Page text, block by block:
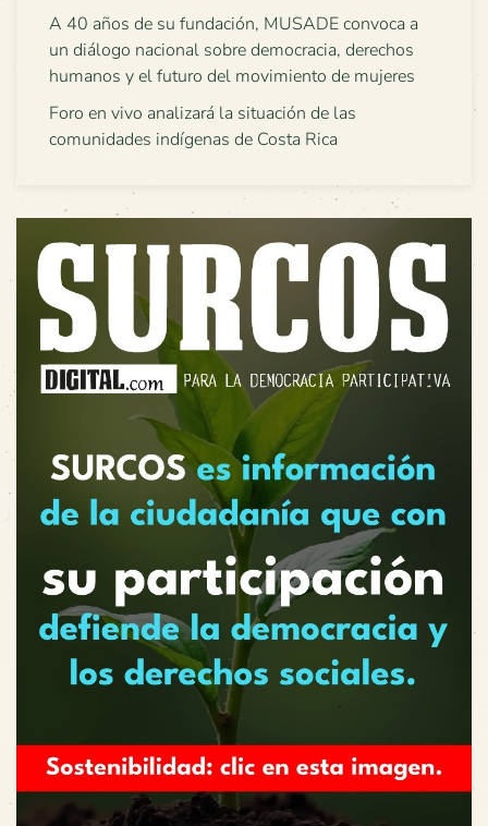
A 40 años de su fundación, MUSADE convoca a
un diálogo nacional sobre democracia, derechos
humanos y el futuro del movimiento de mujeres
Foro en vivo analizará la situación de las
comunidades indígenas de Costa Rica